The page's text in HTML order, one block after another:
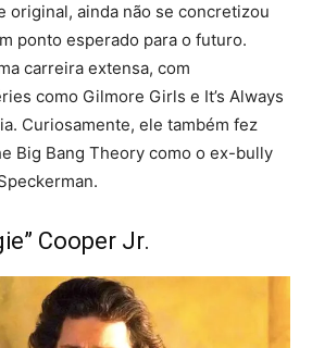
original, ainda não se concretizou
ponto esperado para o futuro.
carreira extensa, com
como Gilmore Girls e It’s Always
Curiosamente, ele também fez
Big Bang Theory como o ex-bully
Cooper Jr.